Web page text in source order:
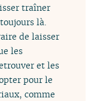
traîner
là.
de laisser
les
et les
pour le
comme